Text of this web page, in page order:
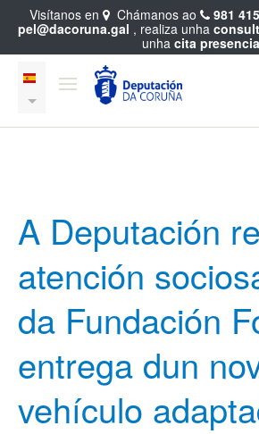
A Deputación
atención
da Fundación
entrega dun
vehículo
Visítanos en Chámanos ao 981
pel@dacoruna.gal , realiza unha
unha cita